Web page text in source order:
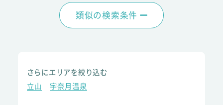
類似の検索条件
さらにエリアを絞り込む
立山
宇奈月温泉